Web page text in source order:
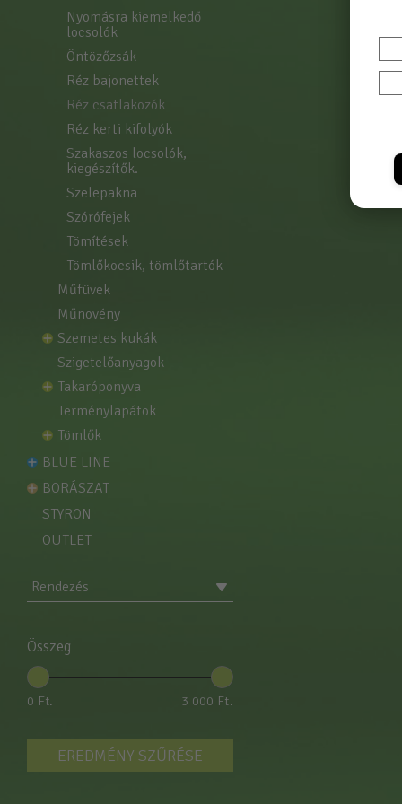
nyomásra kiemelkedő
locsolók
öntözőzsák
réz bajonettek
réz csatlakozók
réz kerti kifolyók
szakaszos locsolók,
kiegészítők.
szelepakna
szórófejek
tömítések
tömlőkocsik, tömlőtartók
műfüvek
műnövény
szemetes kukák
szigetelőanyagok
takaróponyva
terménylapátok
tömlők
BLUE LINE
BORÁSZAT
STYRON
OUTLET
Rendezés
Összeg
0 Ft. 3 000 Ft.
EREDMÉNY SZŰRÉSE